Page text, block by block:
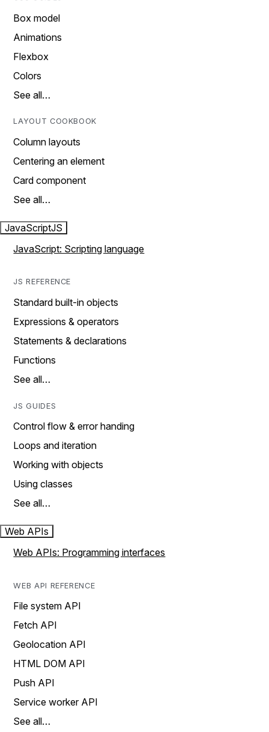
Box model
Animations
Flexbox
Colors
See all…
LAYOUT COOKBOOK
Column layouts
Centering an element
Card component
See all…
JavaScriptJS
JavaScript: Scripting language
JS REFERENCE
Standard built-in objects
Expressions & operators
Statements & declarations
Functions
See all…
JS GUIDES
Control flow & error handing
Loops and iteration
Working with objects
Using classes
See all…
Web APIs
Web APIs: Programming interfaces
WEB API REFERENCE
File system API
Fetch API
Geolocation API
HTML DOM API
Push API
Service worker API
See all…